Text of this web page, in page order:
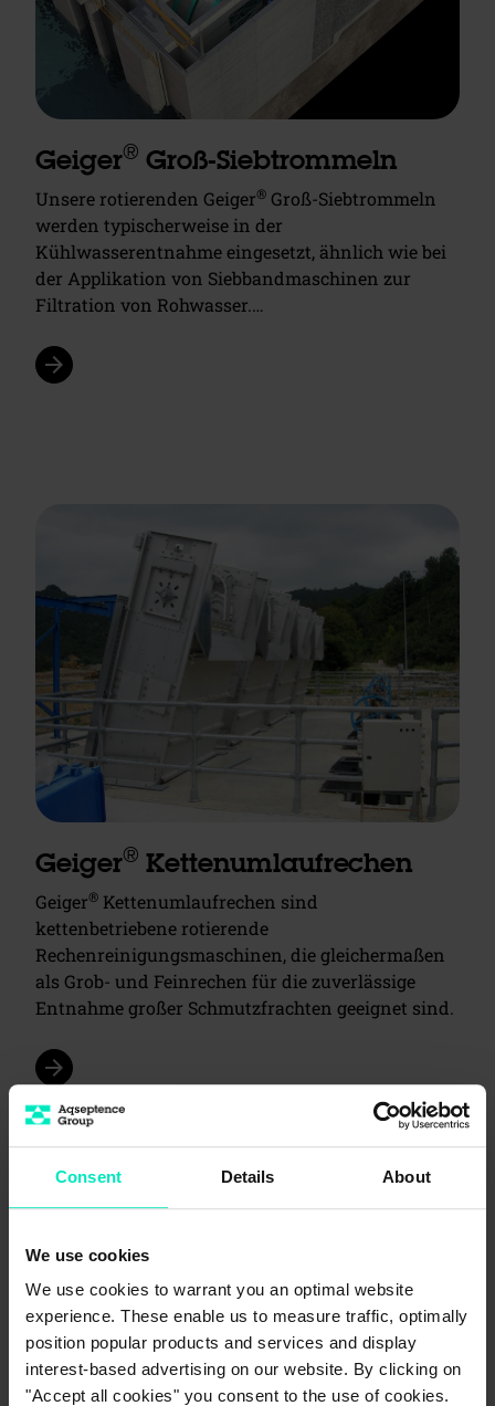
Consent Details About
We use cookies
We use cookies to warrant you an optimal website
experience. These enable us to measure traffic, optimally
position popular products and services and display
interest-based advertising on our website. By clicking on
"Accept all cookies" you consent to the use of cookies.
Geiger® Groß-Siebtrommeln
Unsere rotierenden Geiger® Groß-Siebtrommeln
werden typischerweise in der
Kühlwasserentnahme eingesetzt, ähnlich wie bei
der Applikation von Siebbandmaschinen zur
Filtration von Rohwasser.…
arrow_forward
Geiger® Kettenumlaufrechen
Geiger® Kettenumlaufrechen sind
kettenbetriebene rotierende
Rechenreinigungsmaschinen, die gleichermaßen
als Grob- und Feinrechen für die zuverlässige
Entnahme großer Schmutzfrachten geeignet sind.
arrow_forward